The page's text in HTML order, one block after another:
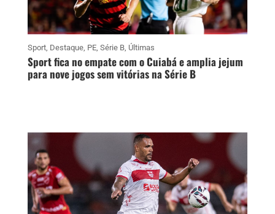
Sport, Destaque, PE, Série B, Últimas
Sport fica no empate com o Cuiabá e amplia jejum
para nove jogos sem vitórias na Série B